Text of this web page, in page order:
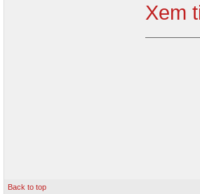
Xem
Back to top